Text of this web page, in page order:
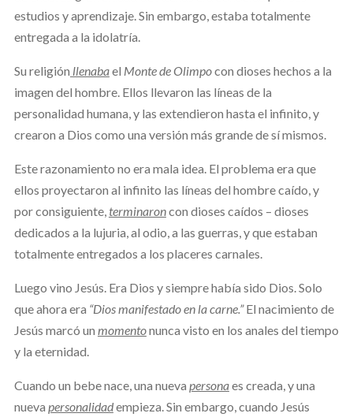
estudios y aprendizaje. Sin embargo, estaba totalmente
entregada a la idolatría.
Su religión llenabael Monte de Olimpocon dioses hechos a la
imagen del hombre. Ellos llevaron las líneas de la
personalidad humana, y las extendieron hasta el infinito, y
crearon a Dios como una versión más grande de sí mismos.
Este razonamiento no era mala idea. El problema era que
ellos proyectaron al infinito las líneas del hombre caído, y
por consiguiente, terminaroncon dioses caídos – dioses
dedicados a la lujuria, al odio, a las guerras, y que estaban
totalmente entregados a los placeres carnales.
Luego vino Jesús. Era Dios y siempre había sido Dios. Solo
que ahora era “Dios manifestado en la carne.”El nacimiento de
Jesús marcó un momentonunca visto en los anales del tiempo
y la eternidad.
Cuando un bebe nace, una nueva personaes creada, y una
nueva personalidadempieza. Sin embargo, cuando Jesús